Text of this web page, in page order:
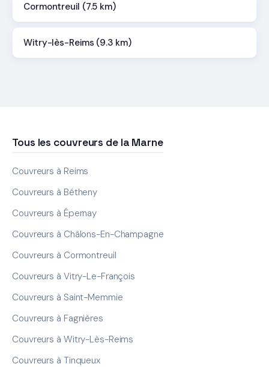
Cormontreuil (7.5 km)
Witry-lès-Reims (9.3 km)
Tous les couvreurs de la Marne
Couvreurs à Reims
Couvreurs à Bétheny
Couvreurs à Épernay
Couvreurs à Châlons-En-Champagne
Couvreurs à Cormontreuil
Couvreurs à Vitry-Le-François
Couvreurs à Saint-Memmie
Couvreurs à Fagnières
Couvreurs à Witry-Lès-Reims
Couvreurs à Tinqueux